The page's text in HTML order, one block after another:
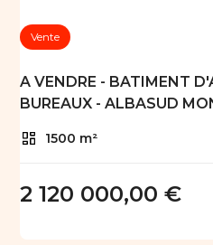
Vente
A VENDRE - BATIMENT
BUREAUX - ALBASUD
1500 m²
2 120 000,00 €